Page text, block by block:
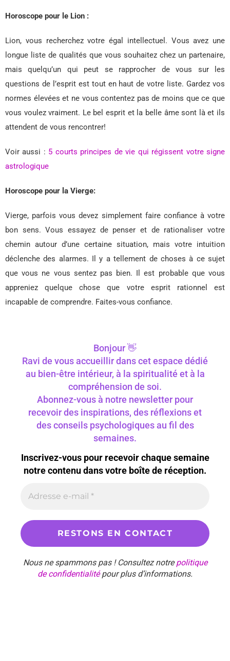
Horoscope pour le Lion :
Lion, vous recherchez votre égal intellectuel. Vous avez une
longue liste de qualités que vous souhaitez chez un partenaire,
mais quelqu’un qui peut se rapprocher de vous sur les
questions de l’esprit est tout en haut de votre liste. Gardez vos
normes élevées et ne vous contentez pas de moins que ce que
vous voulez vraiment. Le bel esprit et la belle âme sont là et ils
attendent de vous rencontrer!
Voir aussi : 5 courts principes de vie qui régissent votre signe
astrologique
Horoscope pour la Vierge:
Vierge, parfois vous devez simplement faire confiance à votre
bon sens. Vous essayez de penser et de rationaliser votre
chemin autour d’une certaine situation, mais votre intuition
déclenche des alarmes. Il y a tellement de choses à ce sujet
que vous ne vous sentez pas bien. Il est probable que vous
appreniez quelque chose que votre esprit rationnel est
incapable de comprendre. Faites-vous confiance.
Bonjour 👋
Ravi de vous accueillir dans cet espace dédié
au bien-être intérieur, à la spiritualité et à la
compréhension de soi.
Abonnez-vous à notre newsletter pour
recevoir des inspirations, des réflexions et
des conseils psychologiques au fil des
semaines.
Inscrivez-vous pour recevoir chaque semaine
notre contenu dans votre boîte de réception.
Nous ne spammons pas ! Consultez notrepolitique
de confidentialitépour plus d’informations.